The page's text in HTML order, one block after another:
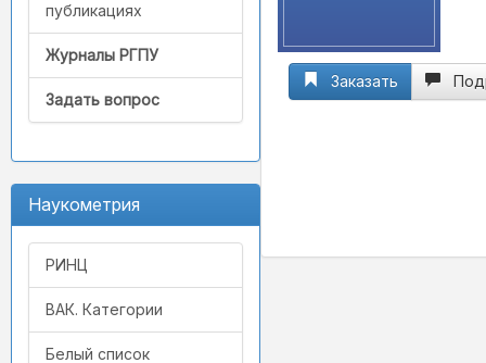
публикациях
Журналы РГПУ
Задать вопрос
Наукометрия
РИНЦ
ВАК. Категории
Белый список
Заказать